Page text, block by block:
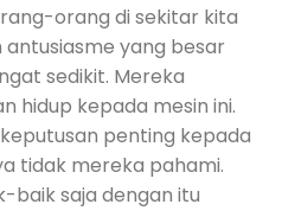
orang di sekitar kita
yang besar
sedikit. Mereka
hidup kepada mesin ini.
penting kepada
tidak mereka pahami.
baik saja dengan itu